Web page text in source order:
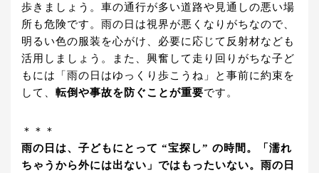
歩きましょう。車の通行が多い道路や見通しの悪い場
所も危険です。雨の日は視界が悪くなりがちなので、
明るい色の服装を心がけ、必要に応じて反射材なども
活用しましょう。また、興奮して走り回りがちな子ど
もには「雨の日はゆっくり歩こうね」と事前に約束を
して、 転倒や事故を防ぐことが重要です。
＊＊＊
雨の日は、子どもにとって “宝探し” の時間。「濡れ
ちゃうから外には出ない」ではもったいない。雨の日